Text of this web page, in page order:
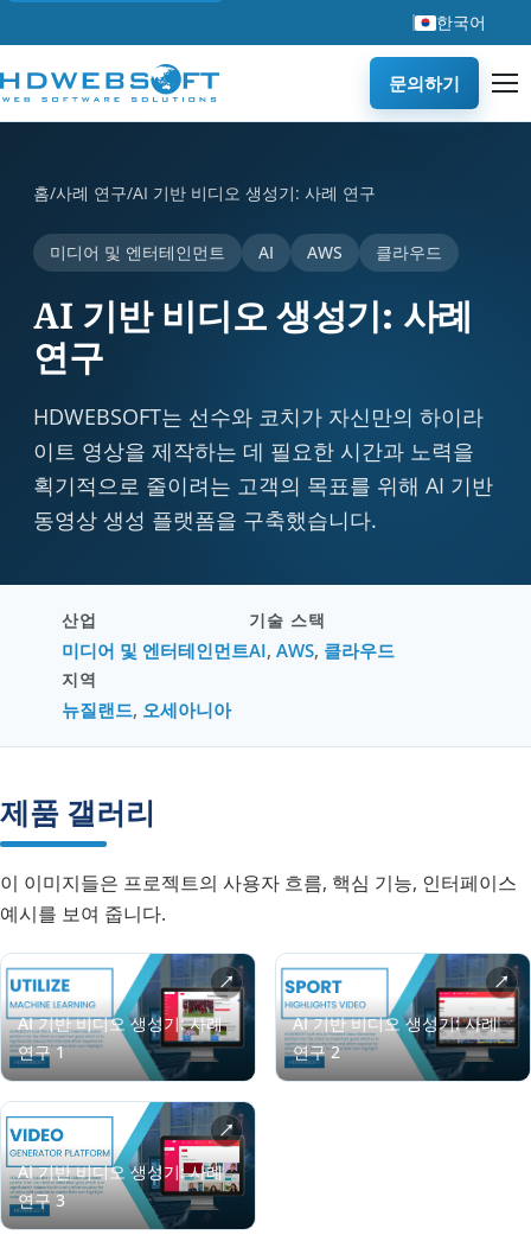
한국어
문의하기
홈/사례 연구/AI 기반 비디오 생성기: 사례 연구
미디어 및 엔터테인먼트 AI AWS 클라우드
AI 기반 비디오 생성기: 사례
연구
HDWEBSOFT는 선수와 코치가 자신만의 하이라
이트 영상을 제작하는 데 필요한 시간과 노력을
획기적으로 줄이려는 고객의 목표를 위해 AI 기반
동영상 생성 플랫폼을 구축했습니다.
산업
미디어 및 엔터테인먼트
기술 스택
AI, AWS, 클라우드
지역
뉴질랜드, 오세아니아
제품 갤러리
이 이미지들은 프로젝트의 사용자 흐름, 핵심 기능, 인터페이스
예시를 보여 줍니다.